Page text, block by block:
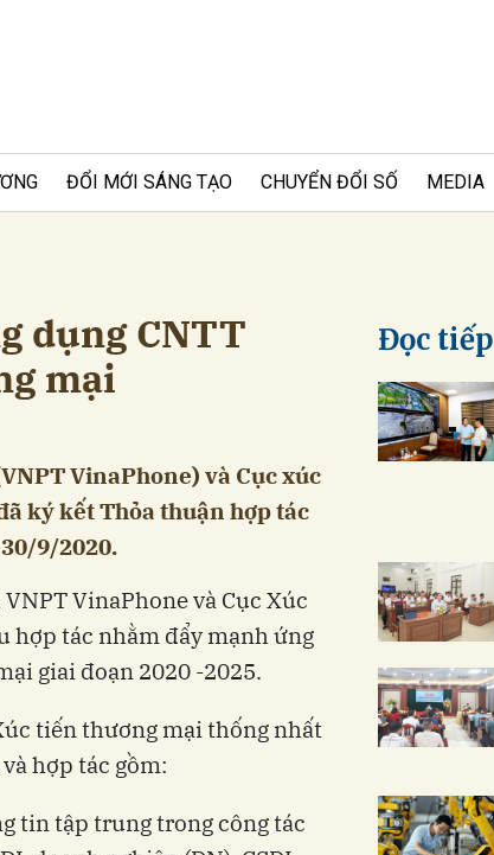
ĐỔI MỚI SÁNG TẠO CHUYỂN ĐỔI SỐ MEDIA
dụng CNTT
mại
VinaPhone) và Cục xúc
ký kết Thỏa thuận hợp tác
9/2020.
VinaPhone và Cục Xúc
hợp tác nhằm đẩy mạnh ứng
giai đoạn 2020 -2025.
tiến thương mại thống nhất
hợp tác gồm:
tin tập trung trong công tác
Đọc tiếp
Gửi